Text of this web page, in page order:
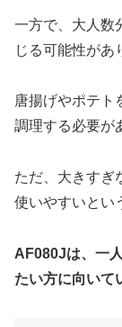
一方で、大人数
じる可能性があ
唐揚げやポテト
調理する必要が
ただ、大きすぎ
使いやすいとい
AF080Jは、一
たい方に向いて